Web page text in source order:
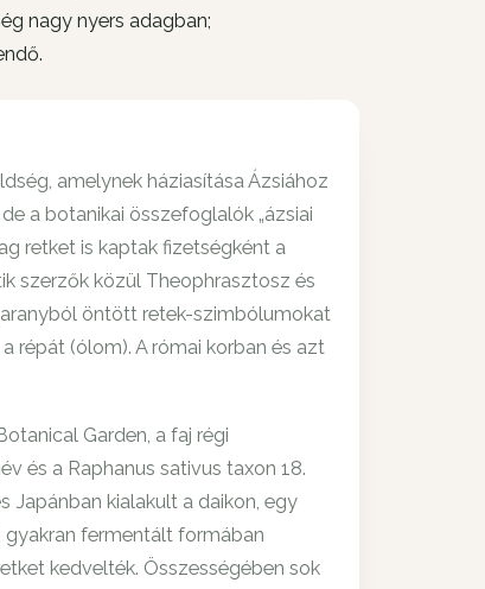
nagy nyers adagban;
amelynek háziasítása Ázsiához
a botanikai összefoglalók „ázsiai
retket is kaptak fizetségként a
szerzők közül Theophrasztosz és
öntött retek-szimbólumokat
répát (ólom). A római korban és azt
Garden, a faj régi
és a Raphanus sativus taxon 18.
Japánban kialakult a daikon, egy
fermentált formában
kedvelték. Összességében sok